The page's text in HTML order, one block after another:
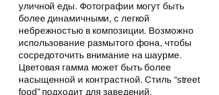
уличной еды. Фотографии могут быть
более динамичными, с легкой
небрежностью в композиции. Возможно
использование размытого фона, чтобы
сосредоточить внимание на шаурме.
Цветовая гамма может быть более
насыщенной и контрастной. Стиль “street
food” подходит для заведений,